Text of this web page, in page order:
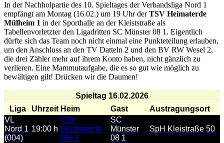
In der Nachholpartie des 10. Spieltages der Verbandsliga Nord 1
empfängt am Montag (16.02.) um 19 Uhr derTSV Heimaterde
Mülheim 1 in der Sporthalle an der Kleiststraße als
Tabellenvorletzter den Ligadritten SC Münster 08 1. Eigentlich
dürfte sich das Team noch nicht einmal eine Punkteteilung erlauben,
um den Anschluss an den TV Datteln 2 und den BV RW Wesel 2,
die drei Zähler mehr auf ihrem Konto haben, nicht gänzlich zu
verlieren. Eine Mammutaufgabe, die es so gut wie möglich zu
bewältigen gilt! Drücken wir die Daumen!
Spieltag 16.02.2026
Liga
Uhrzeit Heim Gast
Austragungsort
VL
Nord 1
(004)
19:00 h
TSV
Heimaterde
MH 1
SC
Münster
08 1
SpH Kleistraße 50